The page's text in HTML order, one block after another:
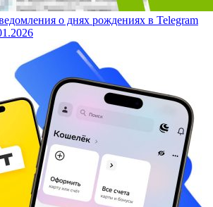
о днях рождениях в Telegram